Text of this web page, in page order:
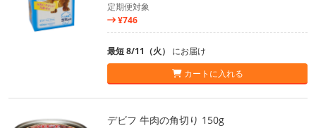
定期便対象
¥746
最短 8/11（火） にお届け
カートに入れる
デビフ 牛肉の角切り 150g